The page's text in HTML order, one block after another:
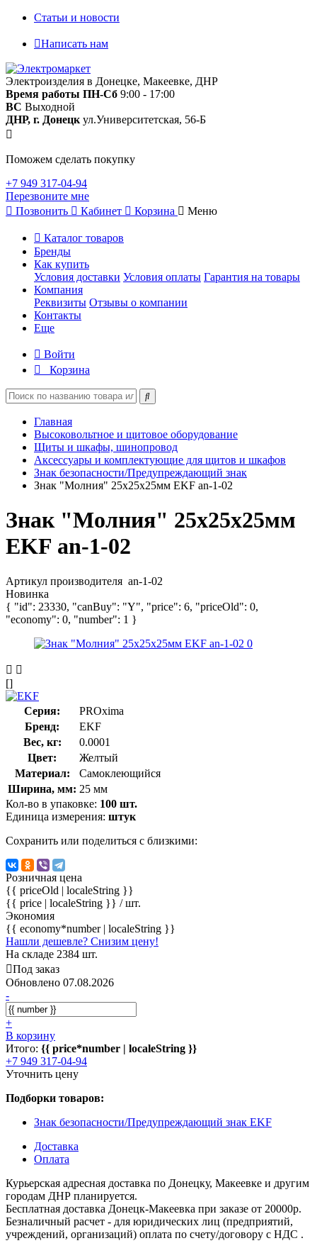
Статьи и новости
Написать нам
Электроизделия в Донецке, Макеевке, ДНР
Время работы ПН-Сб 9:00 - 17:00
ВС Выходной
ДНР, г. Донецк ул.Университетская, 56-Б
Поможем сделать покупку
+7 949 317-04-94
Перезвоните мне
Позвонить
Кабинет Корзина Меню
Каталог товаров
Бренды
Как купить
Условия доставки Условия оплаты Гарантия на товары
Компания
Реквизиты Отзывы о компании
Контакты
Еще
Войти
Корзина
Главная
Высоковольтное и щитовое оборудование
Щиты и шкафы, шинопровод
Аксессуары и комплектующие для щитов и шкафов
Знак безопасности/Предупреждающий знак
Знак "Молния" 25х25х25мм EKF an-1-02
Знак "Молния" 25х25х25мм
EKF an-1-02
Артикул производителя an-1-02
Новинка
{ "id": 23330, "canBuy": "Y", "price": 6, "priceOld": 0,
"economy": 0, "number": 1 }
[]
Серия:
PROxima
Бренд:
EKF
Вес, кг:
0.0001
Цвет:
Желтый
Материал:
Самоклеющийся
Ширина, мм: 25 мм
Кол-во в упаковке: 100 шт.
Единица измерения: штук
Сохранить или поделиться с близкими:
Розничная цена
{{ priceOld | localeString }}
{{ price | localeString }} / шт.
Экономия
{{ economy*number | localeString }}
Нашли дешевле? Снизим цену!
На складе 2384 шт.
Под заказ
Обновлено 07.08.2026
-
+
В корзину
Итого: {{ price*number | localeString }}
+7 949 317-04-94
Уточнить цену
Подборки товаров:
Знак безопасности/Предупреждающий знак EKF
Доставка
Оплата
Курьерская адресная доставка по Донецку, Макеевке и другим
городам ДНР планируется.
Бесплатная доставка Донецк-Макеевка при заказе от 20000р.
Безналичный расчет - для юридических лиц (предприятий,
учреждений, организаций) оплата по счету/договору с НДС .